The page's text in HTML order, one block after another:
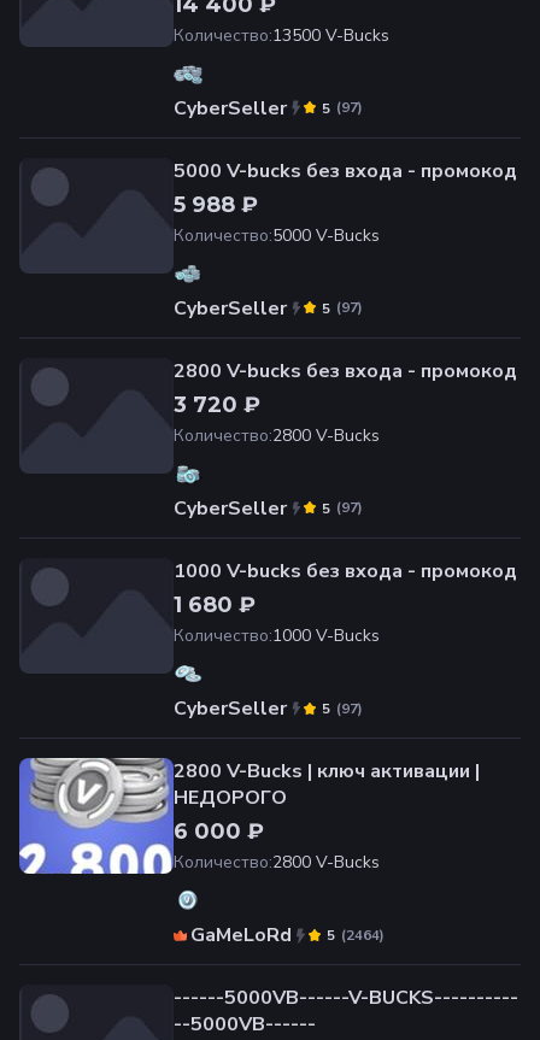
Количество:13500 V-Bucks
CyberSeller (97)
5
5000 V-bucks без входа - промокод
5 988 ₽
Количество:5000 V-Bucks
CyberSeller (97)
5
2800 V-bucks без входа - промокод
3 720 ₽
Количество:2800 V-Bucks
CyberSeller (97)
5
1000 V-bucks без входа - промокод
1 680 ₽
Количество:1000 V-Bucks
CyberSeller (97)
5
2800 V-Bucks | ключ активации |
НЕДОРОГО
6 000 ₽
Количество:2800 V-Bucks
GaMeLoRd (2464)
5
------5000VB------V-BUCKS----------
--5000VB------